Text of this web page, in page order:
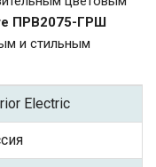
ПРВ2075-ГРШ
и стильным
Electric